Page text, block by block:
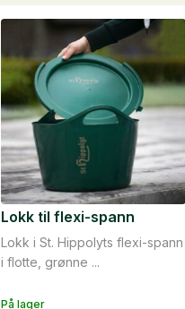
På lager
Lokk i St. Hippolyts flexi-spann
i flotte, grønne ...
Lokk til flexi-spann